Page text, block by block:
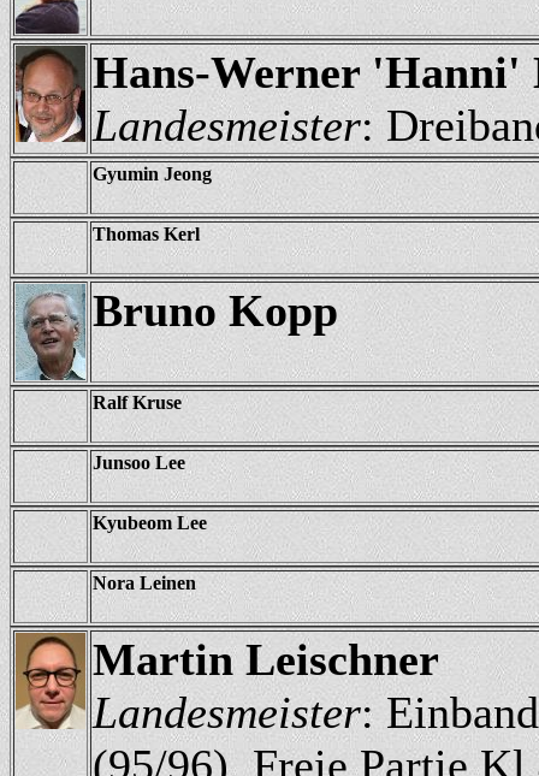
Hans-Werner 'Hanni'
Landesmeister:
Gyumin Jeong
Thomas Kerl
Bruno Kopp
Ralf Kruse
Junsoo Lee
Kyubeom Lee
Nora Leinen
Martin Leischner
Landesmeister:
(95/96), Freie Partie